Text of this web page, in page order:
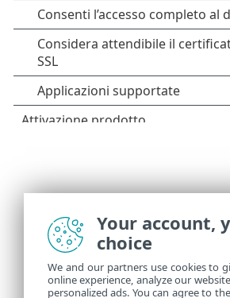
Your account,
choice
We and our partners use cookies to
online experience, analyze our
personalized ads. You can agree to